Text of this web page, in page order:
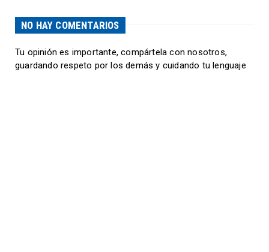
NO HAY COMENTARIOS
Tu opinión es importante, compártela con nosotros,
guardando respeto por los demás y cuidando tu lenguaje